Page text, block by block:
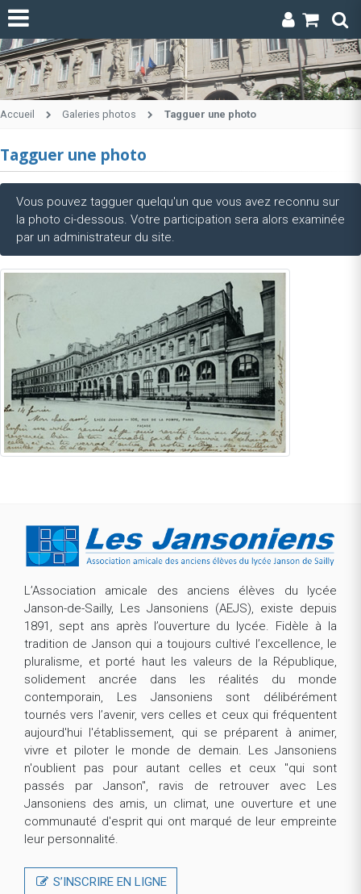
Accueil Galeries photos Tagguer une photo
Tagguer une photo
Vous pouvez tagguer quelqu'un que vous avez reconnu sur
la photo ci-dessous. Votre participation sera alors examinée
par un administrateur du site.
L’Association amicale des anciens élèves du lycée
Janson-de-Sailly, Les Jansoniens (AEJS), existe depuis
1891, sept ans après l’ouverture du lycée. Fidèle à la
tradition de Janson qui a toujours cultivé l’excellence, le
pluralisme, et porté haut les valeurs de la République,
solidement ancrée dans les réalités du monde
contemporain, Les Jansoniens sont délibérément
tournés vers l’avenir, vers celles et ceux qui fréquentent
aujourd'hui l'établissement, qui se préparent à animer,
vivre et piloter le monde de demain. Les Jansoniens
n'oublient pas pour autant celles et ceux "qui sont
passés par Janson", ravis de retrouver avec Les
Jansoniens des amis, un climat, une ouverture et une
communauté d'esprit qui ont marqué de leur empreinte
leur personnalité.
S’INSCRIRE EN LIGNE